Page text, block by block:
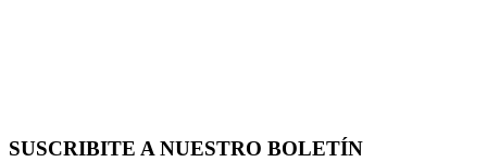
SUSCRIBITE A NUESTRO BOLETÍN